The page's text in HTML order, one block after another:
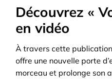
Découvrez «
en vidéo
À travers cette publication
offre une nouvelle porte
morceau et prolonge son